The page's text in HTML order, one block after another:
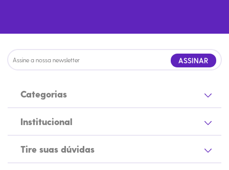
ASSINAR
Categorias
Institucional
Tire suas dúvidas